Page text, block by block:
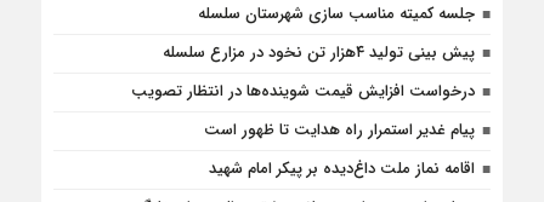
جلسه کمیته مناسب سازی شهرستان سلسله
پیش بینی تولید ۴هزار تن نخود در مزارع سلسله
درخواست افزایش قیمت شوینده‌ها در انتظار تصویب
پیام غدیر استمرار راه هدایت تا ظهور است
اقامه نماز ملت داغ‌دیده بر پیکر امام شهید